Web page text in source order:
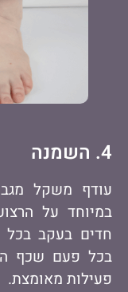
4. השמנה
עודף משקל
במיוחד על
חדים בעקב בכל
בכל פעם שכף
פעילות מאומצת.